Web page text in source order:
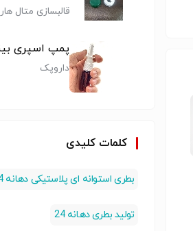
فیلیپ تاپ دهانه 28
درب ظرف و بطری
روکش
38
قالبسازی متال
پمپ اسپری
داروپک
کلمات کلیدی
بطری استوانه ای پلاستیکی دهانه 24
تولید بطری دهانه 24